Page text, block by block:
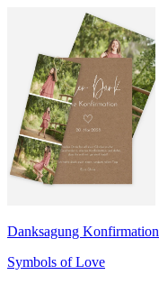
Danksagung Konfirmation
Symbols of Love